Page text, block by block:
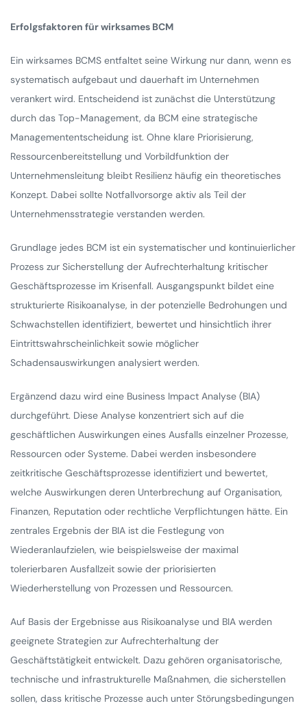
Erfolgsfaktoren für wirksames BCM
Ein wirksames BCMS entfaltet seine Wirkung nur dann, wenn es
systematisch aufgebaut und dauerhaft im Unternehmen
verankert wird. Entscheidend ist zunächst die Unterstützung
durch das Top-Management, da BCM eine strategische
Managemententscheidung ist. Ohne klare Priorisierung,
Ressourcenbereitstellung und Vorbildfunktion der
Unternehmensleitung bleibt Resilienz häufig ein theoretisches
Konzept. Dabei sollte Notfallvorsorge aktiv als Teil der
Unternehmensstrategie verstanden werden.
Grundlage jedes BCM ist ein systematischer und kontinuierlicher
Prozess zur Sicherstellung der Aufrechterhaltung kritischer
Geschäftsprozesse im Krisenfall. Ausgangspunkt bildet eine
strukturierte Risikoanalyse, in der potenzielle Bedrohungen und
Schwachstellen identifiziert, bewertet und hinsichtlich ihrer
Eintrittswahrscheinlichkeit sowie möglicher
Schadensauswirkungen analysiert werden.
Ergänzend dazu wird eine Business Impact Analyse (BIA)
durchgeführt. Diese Analyse konzentriert sich auf die
geschäftlichen Auswirkungen eines Ausfalls einzelner Prozesse,
Ressourcen oder Systeme. Dabei werden insbesondere
zeitkritische Geschäftsprozesse identifiziert und bewertet,
welche Auswirkungen deren Unterbrechung auf Organisation,
Finanzen, Reputation oder rechtliche Verpflichtungen hätte. Ein
zentrales Ergebnis der BIA ist die Festlegung von
Wiederanlaufzielen, wie beispielsweise der maximal
tolerierbaren Ausfallzeit sowie der priorisierten
Wiederherstellung von Prozessen und Ressourcen.
Auf Basis der Ergebnisse aus Risikoanalyse und BIA werden
geeignete Strategien zur Aufrechterhaltung der
Geschäftstätigkeit entwickelt. Dazu gehören organisatorische,
technische und infrastrukturelle Maßnahmen, die sicherstellen
sollen, dass kritische Prozesse auch unter Störungsbedingungen